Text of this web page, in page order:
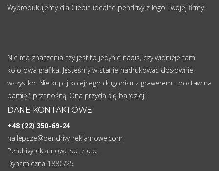
Wyprodukujemy dla Ciebie idealne pendrivy z logo Twojej firmy.
Nie ma znaczenia czy jest to jedynie napis, czy widnieje tam
kolorowa grafika. Jesteśmy w stanie nadrukować dosłownie
wszystko. Nie kupuj kolejnego długopisu z grawerem - postaw na
pamięć przenośną. Ona przyda się bardziej!
DANE KONTAKTOWE
+48 (22) 350-69-24
najlepsze@pendrivy-reklamowe.com
Pendrivyreklamowe sp. z o.o.
Dynamiczna 188C/25